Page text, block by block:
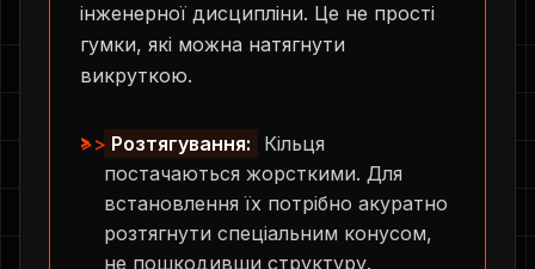
інженерної дисципліни. Це не прості
гумки, які можна натягнути
викруткою.
>> Розтягування:
Кільця
постачаються жорсткими. Для
встановлення їх потрібно акуратно
розтягнути спеціальним конусом,
не пошкодивши структуру.